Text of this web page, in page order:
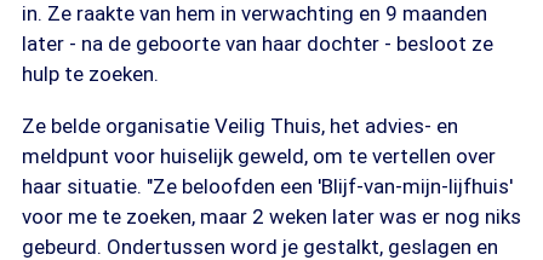
in. Ze raakte van hem in verwachting en 9 maanden
later - na de geboorte van haar dochter - besloot ze
hulp te zoeken.
Ze belde organisatie Veilig Thuis, het advies- en
meldpunt voor huiselijk geweld, om te vertellen over
haar situatie. "Ze beloofden een 'Blijf-van-mijn-lijfhuis'
voor me te zoeken, maar 2 weken later was er nog niks
gebeurd. Ondertussen word je gestalkt, geslagen en